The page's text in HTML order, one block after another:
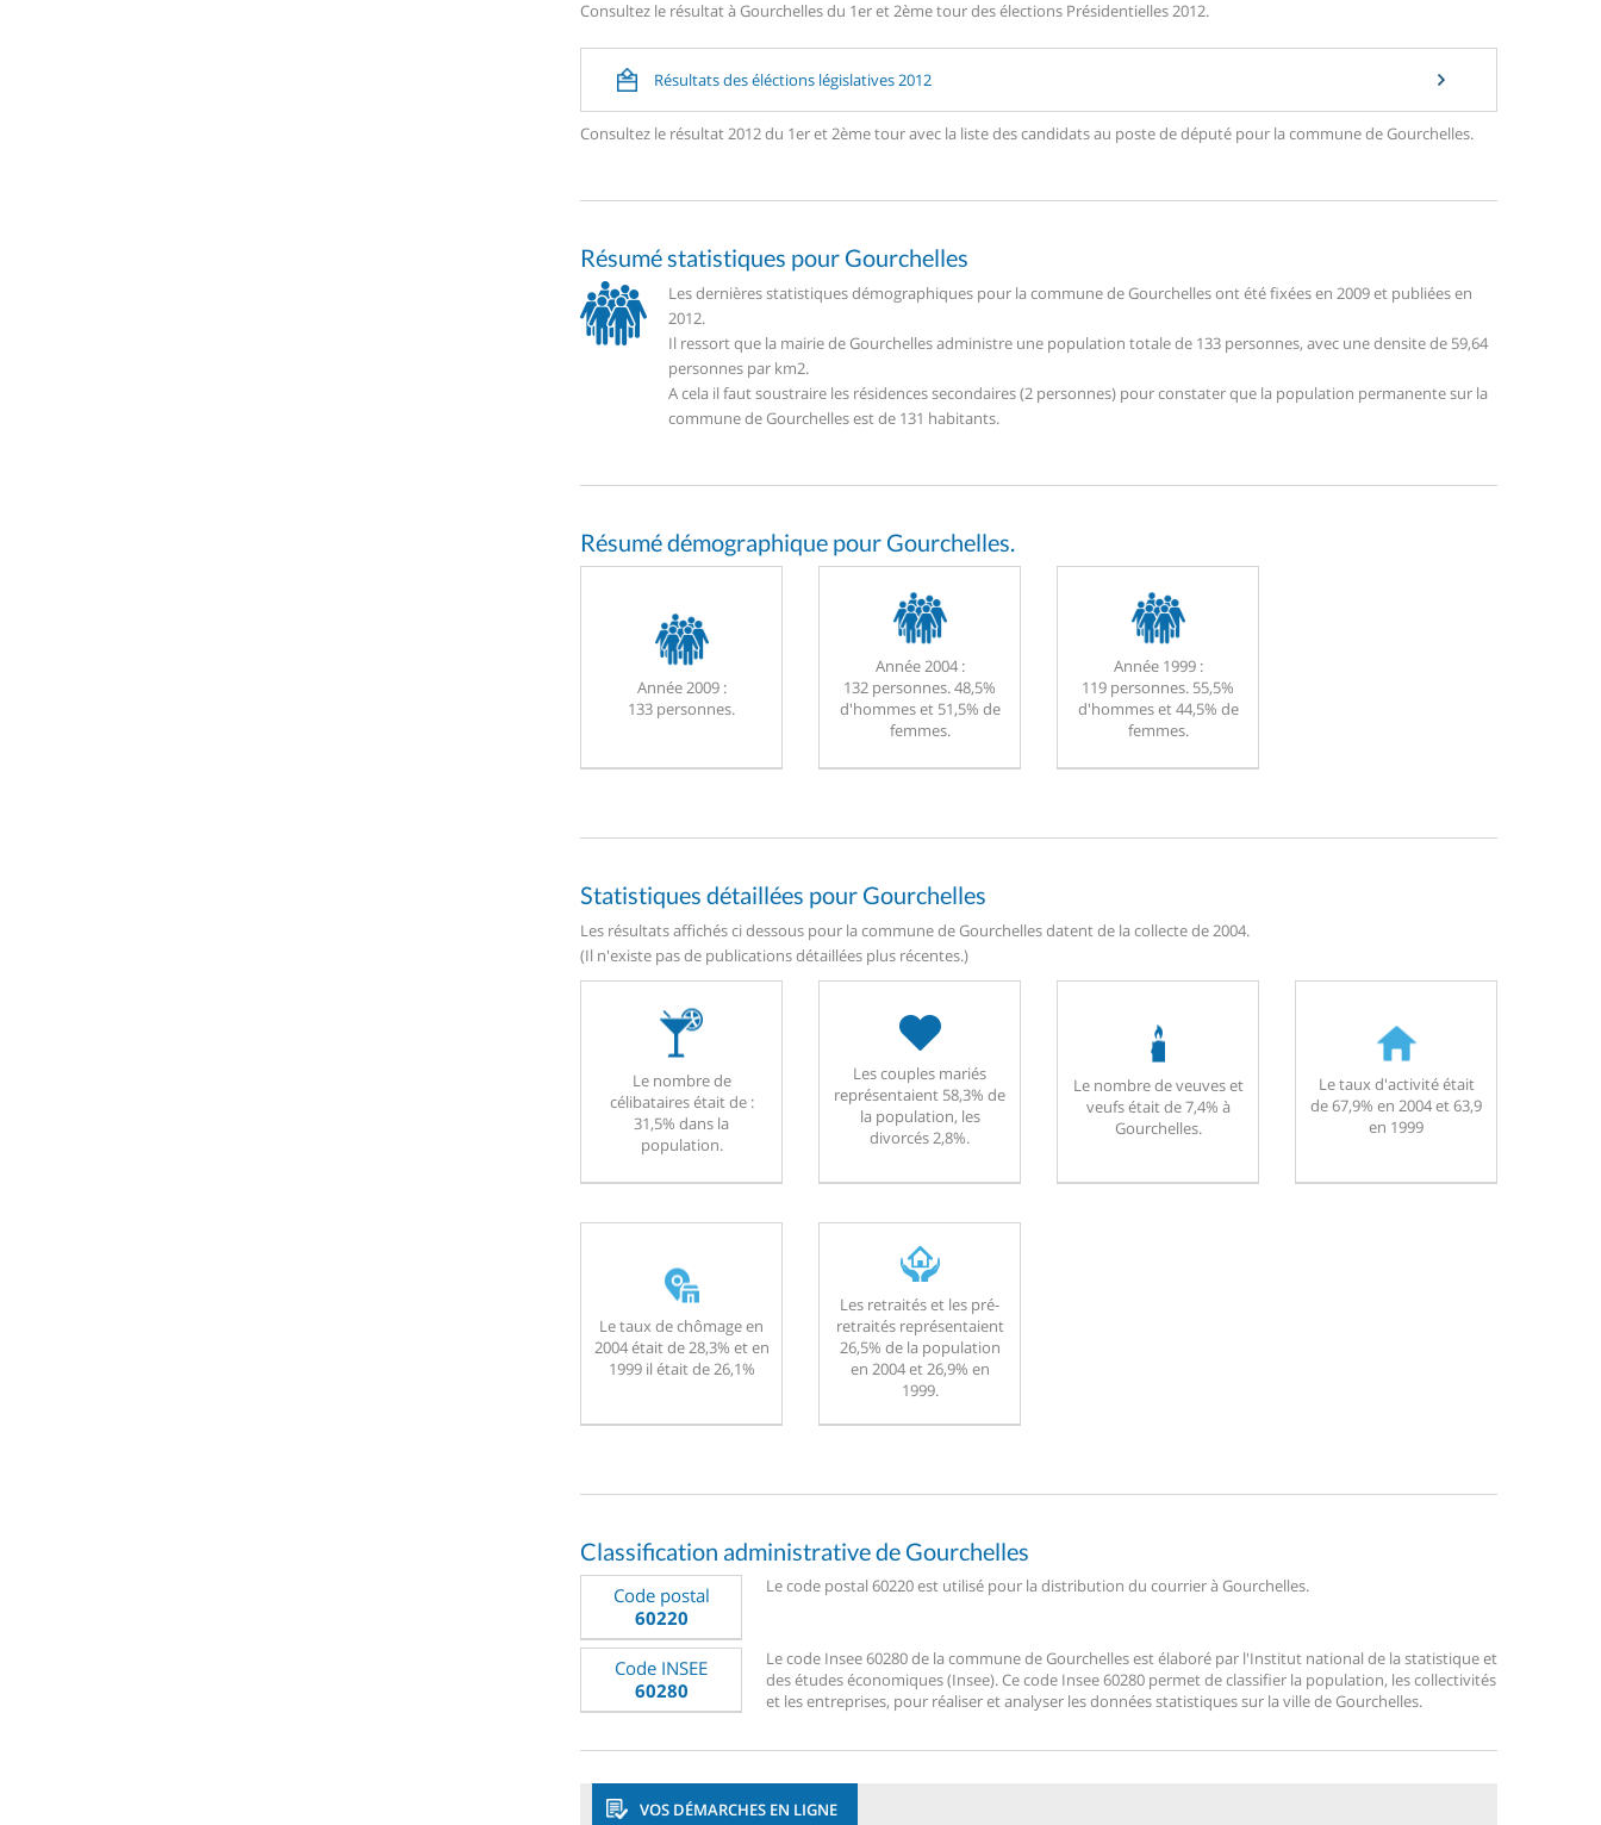
Consultez le résultat à Gourchelles du 1er et 2ème tour des élections Présidentielles 2012.
Résultats des éléctions législatives 2012
Consultez le résultat 2012 du 1er et 2ème tour avec la liste des candidats au poste de député pour la commune de Gourchelles.
Résumé statistiques pour Gourchelles
Les dernières statistiques démographiques pour la commune de Gourchelles ont été fixées en 2009 et publiées en
2012.
Il ressort que la mairie de Gourchelles administre une population totale de 133 personnes, avec une densite de 59,64
personnes par km2.
A cela il faut soustraire les résidences secondaires (2 personnes) pour constater que la population permanente sur la
commune de Gourchelles est de 131 habitants.
Résumé démographique pour Gourchelles.
Année 2009 :
133 personnes.
Année 2004 :
132 personnes. 48,5%
d'hommes et 51,5% de
femmes.
Année 1999 :
119 personnes. 55,5%
d'hommes et 44,5% de
femmes.
Statistiques détaillées pour Gourchelles
Les résultats affichés ci dessous pour la commune de Gourchelles datent de la collecte de 2004.
(Il n'existe pas de publications détaillées plus récentes.)
Le nombre de
célibataires était de :
31,5% dans la
population.
Les couples mariés
représentaient 58,3% de
la population, les
divorcés 2,8%.
Le nombre de veuves et
veufs était de 7,4% à
Gourchelles.
Le taux d'activité était
de 67,9% en 2004 et 63,9
en 1999
Le taux de chômage en
2004 était de 28,3% et en
1999 il était de 26,1%
Les retraités et les pré-
retraités représentaient
26,5% de la population
en 2004 et 26,9% en
1999.
Classification administrative de Gourchelles
Code postal
60220
Le code postal 60220 est utilisé pour la distribution du courrier à Gourchelles.
Code INSEE
60280
Le code Insee 60280 de la commune de Gourchelles est élaboré par l'Institut national de la statistique et
des études économiques (Insee). Ce code Insee 60280 permet de classifier la population, les collectivités
et les entreprises, pour réaliser et analyser les données statistiques sur la ville de Gourchelles.
VOS DÉMARCHES EN LIGNE